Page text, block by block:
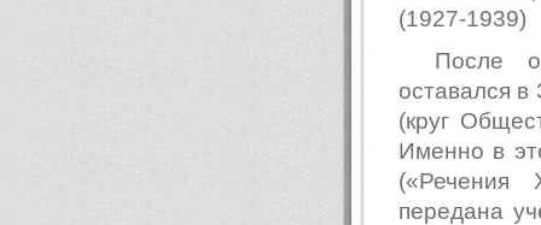
(1927-1939)
После
оставался в
(круг
Именно в
(«Речения
передана